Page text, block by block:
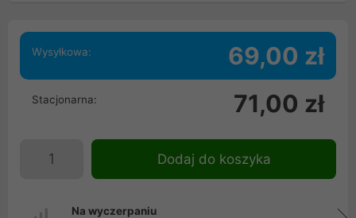
Wysyłkowa: 69,00 zł
Stacjonarna: 71,00 zł
Dodaj do koszyka
Na wyczerpaniu